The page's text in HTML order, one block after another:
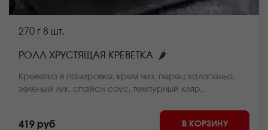
270 г 8 шт.
РОЛЛ ХРУСТЯЩАЯ КРЕВЕТКА 🌶
Креветка в панировке, крем чиз, перец халапеньо,
зеленый лук, спайси соус, темпурный кляр,
блюда может отличаться от фото на сайте.
419 руб В КОРЗИНУ